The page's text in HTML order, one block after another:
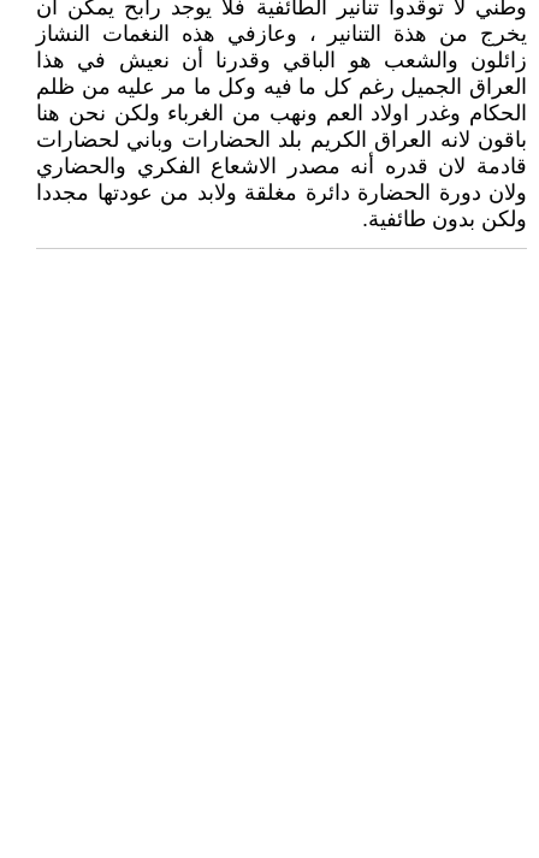
وطني لا توقدوا تنانير الطائفية فلا يوجد رابح يمكن أن
يخرج من هذة التنانير ، وعازفي هذه النغمات النشاز
زائلون والشعب هو الباقي وقدرنا أن نعيش في هذا
العراق الجميل رغم كل ما فيه وكل ما مر عليه من ظلم
الحكام وغدر اولاد العم ونهب من الغرباء ولكن نحن هنا
باقون لانه العراق الكريم بلد الحضارات وباني لحضارات
قادمة لان قدره أنه مصدر الاشعاع الفكري والحضاري
ولان دورة الحضارة دائرة مغلقة ولابد من عودتها مجددا
ولكن بدون طائفية.